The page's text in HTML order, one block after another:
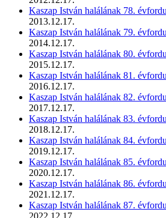
Kaszap István halálának 78.
2013.12.17.
Kaszap István halálának 79.
2014.12.17.
Kaszap István halálának 80.
2015.12.17.
Kaszap István halálának 81.
2016.12.17.
Kaszap István halálának 82.
2017.12.17.
Kaszap István halálának 83.
2018.12.17.
Kaszap István halálának 84.
2019.12.17.
Kaszap István halálának 85.
2020.12.17.
Kaszap István halálának 86.
2021.12.17.
Kaszap István halálának 87.